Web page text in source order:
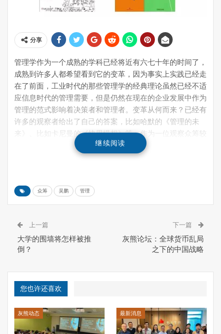
分享
管理学作为一个成熟的学科已经将近有六七十年的时间了，
成熟到许多人都希望看到它的变革，因为事实上实践已经走
在了前面，工业时代的那些管理学的经典理论虽然已经不适
应信息时代的管理需要，但是仍然在现在的企业发展中作为
管理的范式影响着决策者和管理者。变革从何而来？已经有
许多的观察者给出了自己的答案，比如哈默的《管理的未
来》、比如卡尼曼的《快思慢想》等。作为一位观察众筹较
长时间的战略咨询从业者，我越发清晰地感觉到：在人们自
以为已经了解的众筹背后，还潜藏着人们没有充分意识到的
管理创新，而众筹也恰恰在这方面能给我们以新的启示。试
论之。
控制与失控
第一个想讨论的问题在于控制权的转移。这是很多人看不懂
众筹的关键。针对中国式众筹强调的“等额返卡，股份平
直接的回报上来看，他只是普通一份，从职务上来看，他可
能也就只能是短短一届，但是从投入和付出来说比别人要更
多，这种投入和回报上的不匹配是很多人不能够理解众筹的
最关键因素。我对于这一现象的解释留到最后。而这里牵涉
到一个管理学的经典话题，就是控制。这几乎是工业时代管
理学最核心的话题之一，从泰勒到韦伯，从流水线到六西格
继续阅读
众筹 吴鹏 管理
上一篇
大学的围墙将怎样被推
倒？
下一篇
灰熊论坛：全球货币乱局
之下的中国战略
您也许还喜欢
灰熊动态 最新消息